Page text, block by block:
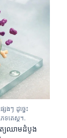
េងៗ ដូច្នេះ
ទតេស្ត។.
យឈាមដំបូង